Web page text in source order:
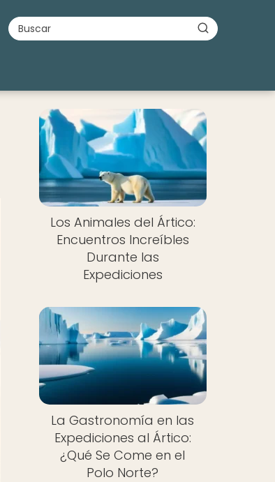
Los Animales del Ártico:
Encuentros Increíbles
Durante las
Expediciones
La Gastronomía en las
Expediciones al Ártico:
¿Qué Se Come en el
Polo Norte?